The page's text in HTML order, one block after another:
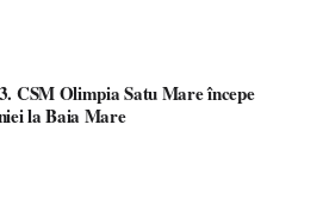
CSM Olimpia Satu Mare începe
la Baia Mare